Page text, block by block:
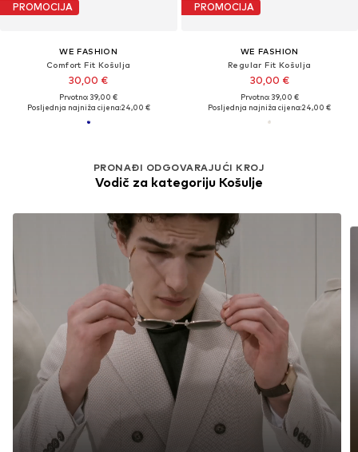
PROMOCIJA
WE FASHION
Comfort Fit Košulja
30,00 €
Prvotno: 39,00 €
Posljednja najniža cijena:24,00 €
PROMOCIJA
WE FASHION
Regular Fit Košulja
30,00 €
Prvotno: 39,00 €
Posljednja najniža cijena:24,00 €
PRONAĐI ODGOVARAJUĆI KROJ
Vodič za kategoriju Košulje